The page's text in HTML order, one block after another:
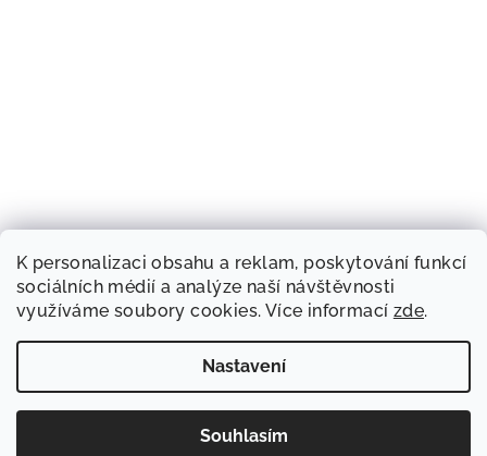
K personalizaci obsahu a reklam, poskytování funkcí
sociálních médií a analýze naší návštěvnosti
využíváme soubory cookies. Více informací zde.
Nastavení
Souhlasím